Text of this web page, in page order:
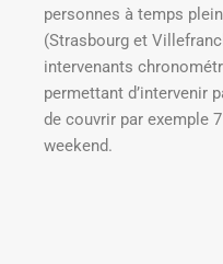
personnes à temps
(Strasbourg et
intervenants
permettant d’intervenir
de couvrir par exemple
weekend.